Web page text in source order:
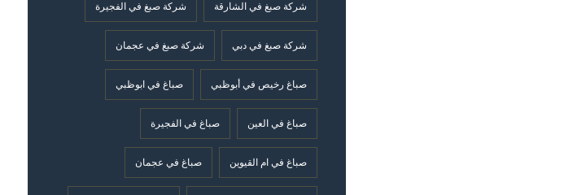
شركة صبغ في الشارقة شركة صبغ في الفجيرة
شركة صبغ في دبي شركة صبغ في عجمان
صباغ رخيص في أبوظبي صباغ في ابوظبي
صباغ في العين صباغ في الفجيرة
صباغ في ام القيوين صباغ في عجمان